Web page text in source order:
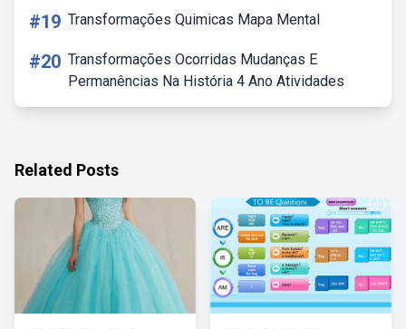
#19 Transformações Quimicas Mapa Mental
#20 Transformações Ocorridas Mudanças E
Permanências Na História 4 Ano Atividades
Related Posts